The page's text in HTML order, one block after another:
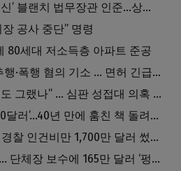
‘트럼프 개인변호사 출신’ 블랜치 법무장관 인준…상원 50대49 가결
공사 중단” 명령
80세대 저소득층 아파트 준공
한인 한의사, 환자 성추행·폭행 혐의 기소 … 면허 긴급정지
[이슈] “2002 월드컵때도 그랬나” … 심판 성접대 의혹 해외로 일파만파, 4강 신화까지 불똥
[화제] ‘사과 편지와 100달러’…40년 만에 훔친 책 돌려준 절도범
LA 반 ICE 시위 대응에 경찰 인건비만 1,700만 달러 썼다.
노숙자 지원하랬더니 … 단체장 보수에 165만 달러 ‘펑펑’